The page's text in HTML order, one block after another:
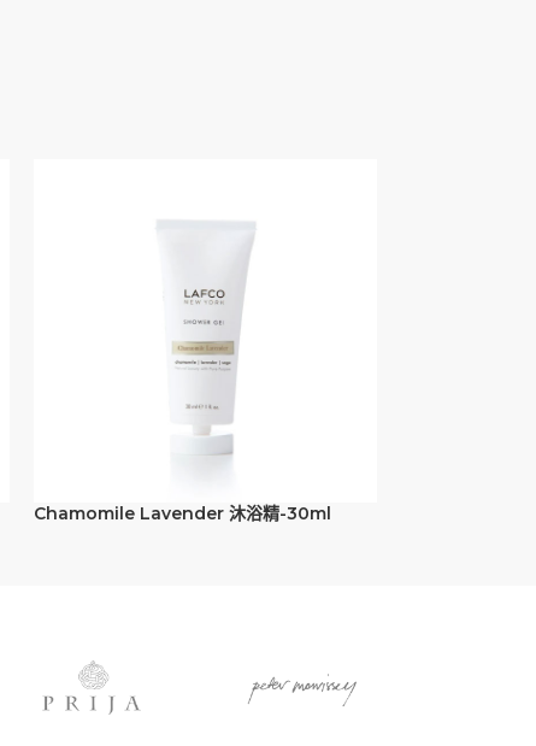
Chamomile Lavender 沐浴精-30ml